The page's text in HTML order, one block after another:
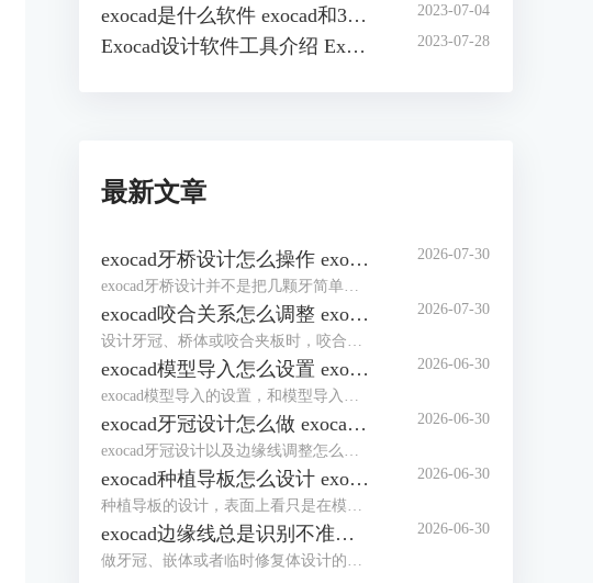
exocad是什么软件 exocad和3shape哪个好用 2023-07-04
Exocad设计软件工具介绍 Exocad软件需要什么配置的电脑 2023-07-28
最新文章
exocad牙桥设计怎么操作 exocad牙桥连接体过薄怎么调整
exocad牙桥设计并不是把几颗牙简单连在一起。边缘线、就位道、桥体位置和连接体强度，少看一项，后面都可能返工。处理“exocad牙桥设计怎么操作exocad牙桥连接体过薄怎么调整”，建议先跟着向导把主体做完整，再单独检查连接体。别一开始就急着修外形，基础位置没定好，越修越乱。
2026-07-30
exocad咬合关系怎么调整 exocad咬合接触过高怎么修正
设计牙冠、桥体或咬合夹板时，咬合面出现大片红色接触区，很多人会直接拿工具往下削。先别急，接触过高不一定只是牙冠做高了，也可能是上下颌扫描配准、牙位或咬合参数出了偏差。弄清exocad咬合关系怎么调整exocad咬合接触过高怎么修正，应先判断问题来源，再决定自动适配还是局部减料。
2026-07-30
exocad模型导入怎么设置 exocad模型导入后咬合关系不对怎么办
exocad模型导入的设置，和模型导入后咬合关系不正确的处理，需要先区分导入的模型属于哪一类别，是上颌、下颌、对颌、咬合记录、蜡型扫描，还是额外扫描件。在exocad DentalCAD中，可以通过Add/Remove Mesh功能加载不同类型的网格对象，例如Antagonist、Extra jaw scan、Bite alignment scan、Bite rim等，软件也支持STL、OBJ、PLY以及开放系统的DCM mesh等格式。
2026-06-30
exocad牙冠设计怎么做 exocad牙冠边缘线怎么调整
exocad牙冠设计以及边缘线调整怎么做，操作者在做单冠、嵌体冠或是种植上部修复的时候都会碰到这些问题，牙冠设计看起来像是软件自己生成一颗牙，其实在这之前要先面对扫描数据、预备体边缘、戴入方向、邻接关系和咬合空间这些条件，边缘线要是没有处理好，后面的内冠参数，边缘密合情况，还有加工出来的结果都会受到影响，所以用exocad做牙冠的时候，操作者不能只盯着外形好不好看，得先把边缘线和戴入方向看稳。
2026-06-30
exocad种植导板怎么设计 exocad种植导板偏移量怎么设置
种植导板的设计，表面上看只是在模型的外面包上一层壳，事实上它还牵扯到扫描数据的匹配、种植体的位置、套环的放置、钻头要走的路径、导板本身该做多厚，以及能不能顺利戴进嘴里这些问题。在exocad里面完成种植导板的设计，还有设置好相关的偏移量，通常的做法是先到exoplan模块里把种植体规划好，再通过Guide Creator工具来生成手术导板，按照官方的说明，Guide Creator就是专门拿来做导板设计的，并且可以把成果用STL文件导出去，交给打印或者切削的设备去加工。
2026-06-30
exocad边缘线总是识别不准怎么办 exocad边缘线手动修改怎么更稳
做牙冠、嵌体或者临时修复体设计的时候，只要边缘线识别稍微偏离了一点，后续的冠底计算结果就容易跟着出错，因此很多人会问，exocad里面边缘线为什么总是识别不准，手动修改的时候又该怎么操作才能更稳当一些。在动手调整之前，最好不要急着连续点出很多个控制点，而是先把扫描数据的质量、观察模型的角度以及初始落点的位置这几方面处理到位，然后再针对局部有偏差的地方进行补点或者重新画线，这样整体的修改效率才会更高。
2026-06-30